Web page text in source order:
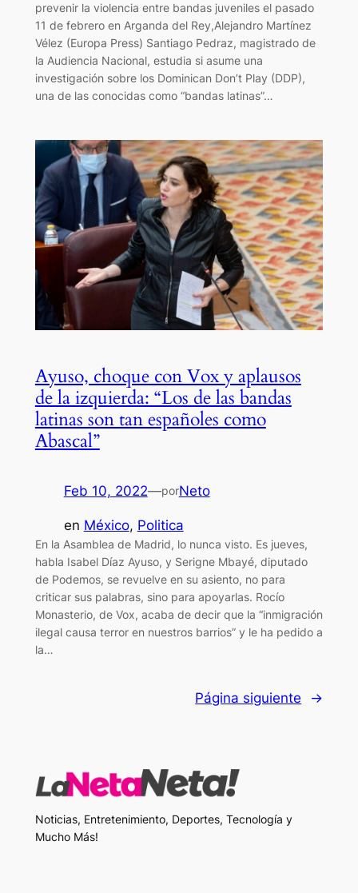
prevenir la violencia entre bandas juveniles el pasado
11 de febrero en Arganda del Rey,Alejandro Martínez
Vélez (Europa Press) Santiago Pedraz, magistrado de
la Audiencia Nacional, estudia si asume una
investigación sobre los Dominican Don’t Play (DDP),
una de las conocidas como “bandas latinas”…
Ayuso, choque con Vox y aplausos
de la izquierda: “Los de las bandas
latinas son tan españoles como
Abascal”
Feb 10, 2022—porNeto
en México, Politica
En la Asamblea de Madrid, lo nunca visto. Es jueves,
habla Isabel Díaz Ayuso, y Serigne Mbayé, diputado
de Podemos, se revuelve en su asiento, no para
criticar sus palabras, sino para apoyarlas. Rocío
Monasterio, de Vox, acaba de decir que la “inmigración
ilegal causa terror en nuestros barrios” y le ha pedido a
la…
Página siguiente →
Noticias, Entretenimiento, Deportes, Tecnología y
Mucho Más!